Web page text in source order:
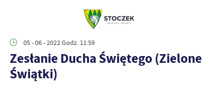
05 - 06 - 2022 Godz. 11:59
Zesłanie Ducha Świętego (Zielone
Świątki)